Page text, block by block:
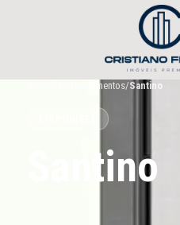
Empreendimentos/Santino
Santino